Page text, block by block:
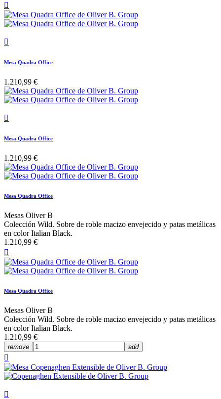


Mesa Quadra Office
1.210,99 €

Mesa Quadra Office
1.210,99 €
Mesa Quadra Office
Mesas Oliver B
Colección Wild. Sobre de roble macizo envejecido y patas metálicas
en color Italian Black.
1.210,99 €

Mesa Quadra Office
Mesas Oliver B
Colección Wild. Sobre de roble macizo envejecido y patas metálicas
en color Italian Black.
1.210,99 €
remove add

